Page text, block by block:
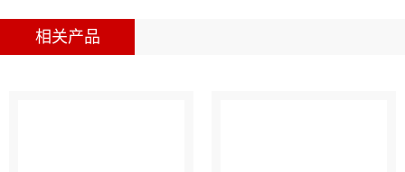
相关产品